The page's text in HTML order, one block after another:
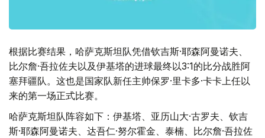
根据比赛结果，哈萨克斯坦队凭借钦吉斯·耶森阿曼诺夫、
比尔詹·吾拉佐夫以及伊基塔的进球最终以3:1的比分战胜阿
塞拜疆队。这也是国家队新任主帅保罗·里卡多·卡卡上任以
来的第一场正式比赛。
哈萨克斯坦队阵容如下：伊基塔、亚历山大·古罗夫、钦吉
斯·耶森阿曼诺夫、达吾仁·努尔霍金、泰楠、比尔詹·吾拉佐